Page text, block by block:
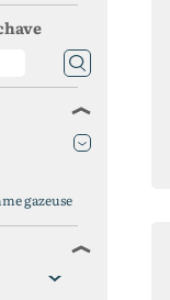
gazeuse